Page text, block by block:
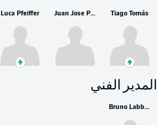
Tiago Tomás
Juan Jose Perea
Luca Pfeiffer
المدير الفني
Bruno Labbadia